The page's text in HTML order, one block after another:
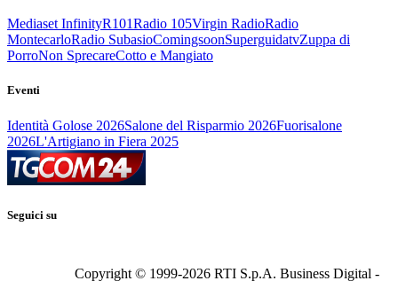
Mediaset InfinityR101Radio 105Virgin RadioRadio
MontecarloRadio SubasioComingsoonSuperguidatvZuppa di
PorroNon SprecareCotto e Mangiato
Eventi
Identità Golose 2026Salone del Risparmio 2026Fuorisalone
2026L'Artigiano in Fiera 2025
Seguici su
Copyright © 1999-2026 RTI S.p.A. Business Digital -